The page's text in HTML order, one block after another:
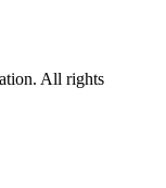
All rights